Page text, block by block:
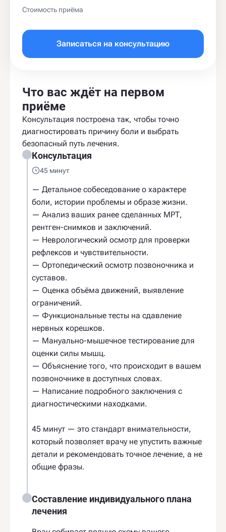
Стоимость приёма
Записаться на консультацию
Что вас ждёт на первом
приёме
Консультация построена так, чтобы точно
диагностировать причину боли и выбрать
безопасный путь лечения.
Консультация
45 минут
— Детальное собеседование о характере
боли, истории проблемы и образе жизни.
— Анализ ваших ранее сделанных МРТ,
рентген-снимков и заключений.
— Неврологический осмотр для проверки
рефлексов и чувствительности.
— Ортопедический осмотр позвоночника и
суставов.
— Оценка объёма движений, выявление
ограничений.
— Функциональные тесты на сдавление
нервных корешков.
— Мануально-мышечное тестирование для
оценки силы мышц.
— Объяснение того, что происходит в вашем
позвоночнике в доступных словах.
— Написание подробного заключения с
диагностическими находками.
45 минут — это стандарт внимательности,
который позволяет врачу не упустить важные
детали и рекомендовать точное лечение, а не
общие фразы.
Составление индивидуального плана
лечения